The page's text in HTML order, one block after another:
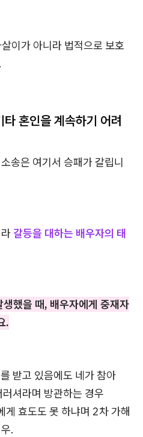
이가 아니라 법적으로 보호
혼인을 계속하기 어려
송은 여기서 승패가 갈립니
갈등을 대하는 배우자의 태
했을 때, 배우자에게 중재자
.
받고 있음에도 네가 참아
셔라며 방관하는 경우
게 효도도 못 하냐며 2차 가해
.